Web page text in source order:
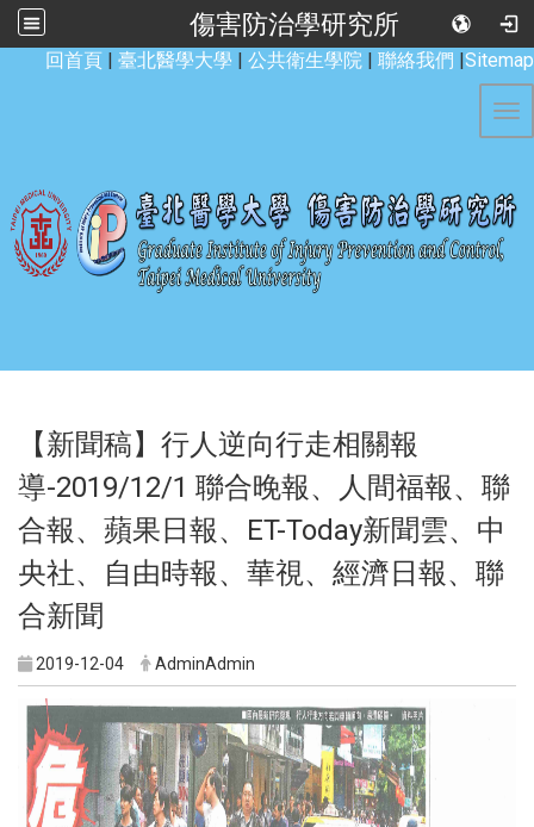
傷害防治學研究所
回首頁 | 臺北醫學大學 | 公共衛生學院 | 聯絡我們 |Sitemap
【新聞稿】行人逆向行走相關報
導-2019/12/1 聯合晚報、人間福報、聯
合報、蘋果日報、ET-Today新聞雲、中
央社、自由時報、華視、經濟日報、聯
合新聞
2019-12-04 AdminAdmin